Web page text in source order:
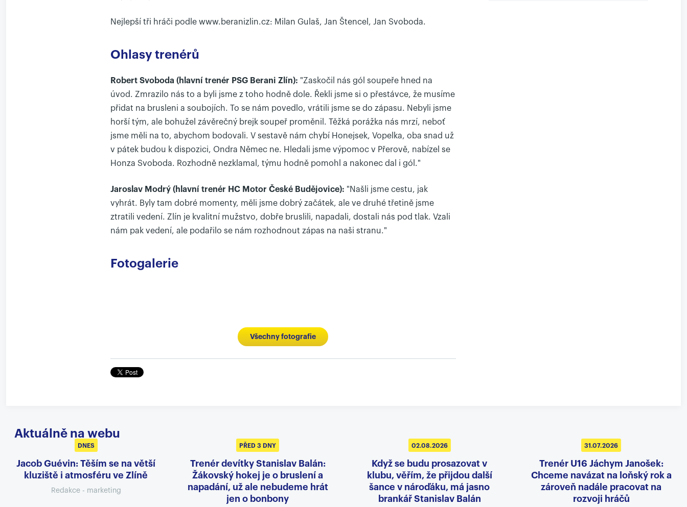
Nejlepší tři hráči podle www.beranizlin.cz: Milan Gulaš, Jan Štencel, Jan Svoboda.
Ohlasy trenérů
Robert Svoboda (hlavní trenér PSG Berani Zlín): "Zaskočil nás gól soupeře hned na
úvod. Zmrazilo nás to a byli jsme z toho hodně dole. Řekli jsme si o přestávce, že musíme
přidat na brusleni a soubojích. To se nám povedlo, vrátili jsme se do zápasu. Nebyli jsme
horší tým, ale bohužel závěrečný brejk soupeř proměnil. Těžká porážka nás mrzí, neboť
jsme měli na to, abychom bodovali. V sestavě nám chybí Honejsek, Vopelka, oba snad už
v pátek budou k dispozici, Ondra Němec ne. Hledali jsme výpomoc v Přerově, nabízel se
Honza Svoboda. Rozhodně nezklamal, týmu hodně pomohl a nakonec dal i gól."
Jaroslav Modrý (hlavní trenér HC Motor České Budějovice): "Našli jsme cestu, jak
vyhrát. Byly tam dobré momenty, měli jsme dobrý začátek, ale ve druhé třetině jsme
ztratili vedení. Zlín je kvalitní mužstvo, dobře bruslili, napadali, dostali nás pod tlak. Vzali
nám pak vedení, ale podařilo se nám rozhodnout zápas na naši stranu."
Fotogalerie
Všechny fotografie
Aktuálně na webu
DNES
Jacob Guévin: Těším se na větší
kluziště i atmosféru ve Zlíně
Redakce - marketing
PŘED 3 DNY
Trenér devítky Stanislav Balán:
Žákovský hokej je o bruslení a
napadání, už ale nebudeme hrát
jen o bonbony
02.08.2026
Když se budu prosazovat v
klubu, věřím, že přijdou další
šance v nároďáku, má jasno
brankář Stanislav Balán
31.07.2026
Trenér U16 Jáchym Janošek:
Chceme navázat na loňský rok a
zároveň nadále pracovat na
rozvoji hráčů